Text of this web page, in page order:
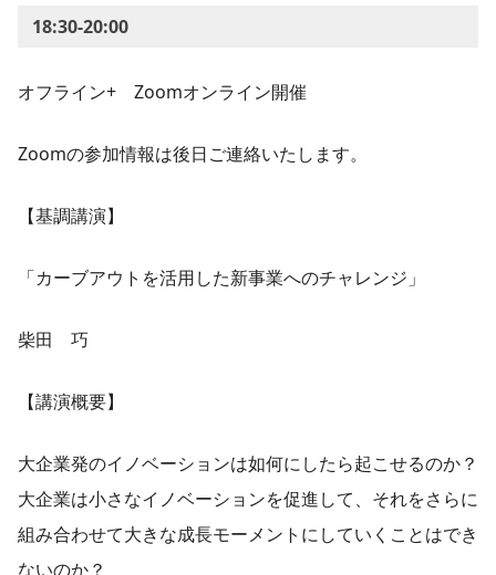
18:30-20:00
オフライン+ Zoomオンライン開催
Zoomの参加情報は後日ご連絡いたします。
【基調講演】
「カーブアウトを活用した新事業へのチャレンジ」
柴田 巧
【講演概要】
大企業発のイノベーションは如何にしたら起こせるのか？
大企業は小さなイノベーションを促進して、それをさらに
組み合わせて大きな成長モーメントにしていくことはでき
ないのか？